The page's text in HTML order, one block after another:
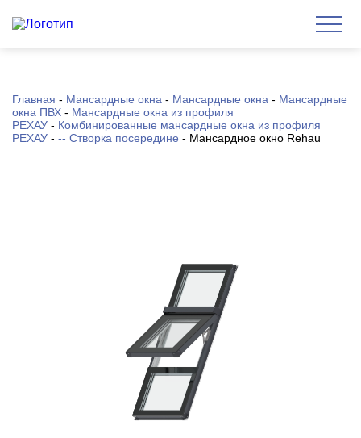
Главная - Мансардные окна - Мансардные окна - Мансардные
окна ПВХ - Мансардные окна из профиля
РЕХАУ - Комбинированные мансардные окна из профиля
РЕХАУ - -- Створка посередине - Мансардное окно Rehau